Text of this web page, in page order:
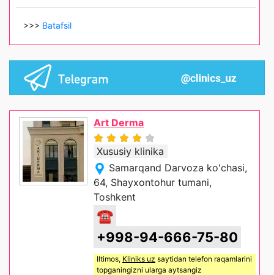
>>> Batafsil
Art Derma
Xususiy klinika
Samarqand Darvoza ko'chasi,
64, Shayxontohur tumani,
Toshkent
☎
+998-94-666-75-80
Iltimos, Kliniks uz saytidan telefon raqamlarini
topganingizni ularga aytsangiz